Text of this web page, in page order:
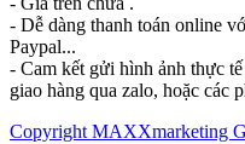
- Dễ dàng thanh toán online
Paypal...
- Cam kết gửi hình ảnh thực
giao hàng qua zalo, hoặc các
Copyright MAXXmarketing